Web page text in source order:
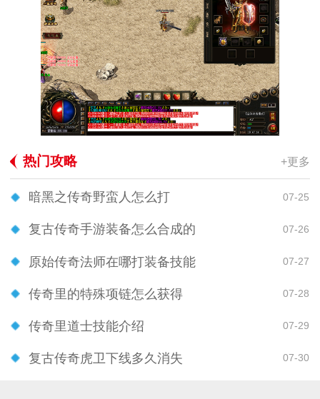
热门攻略 +更多
暗黑之传奇野蛮人怎么打 07-25
复古传奇手游装备怎么合成的 07-26
原始传奇法师在哪打装备技能 07-27
传奇里的特殊项链怎么获得 07-28
传奇里道士技能介绍 07-29
复古传奇虎卫下线多久消失 07-30